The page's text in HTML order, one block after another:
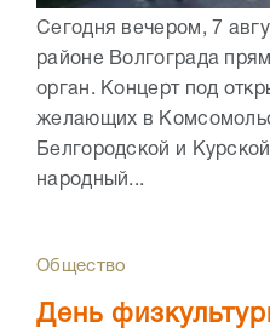
Сегодня вечером, 7
районе Волгограда
орган. Концерт под
желающих в
Белгородской и
народный...
Общество
День